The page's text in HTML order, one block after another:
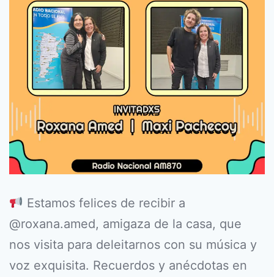
Estamos felices de recibir a
@roxana.amed, amigaza de la casa, que
nos visita para deleitarnos con su música y
voz exquisita. Recuerdos y anécdotas en